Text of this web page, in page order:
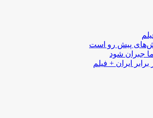
پیش رو است
جبران شود
ایران + فیلم